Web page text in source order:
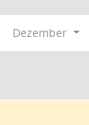
Dezember